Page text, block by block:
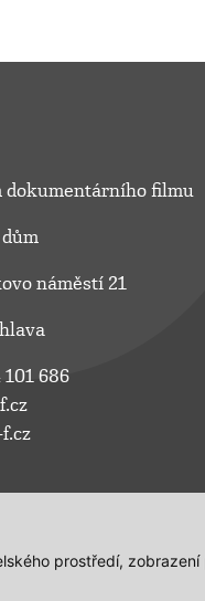
prostředí,
dokumentárního filmu
náměstí 21
101 686